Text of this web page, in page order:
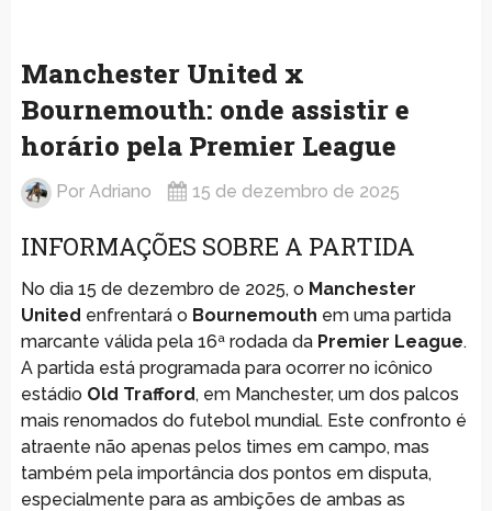
Manchester United x
Bournemouth: onde assistir e
horário pela Premier League
Por Adriano 15 de dezembro de 2025
INFORMAÇÕES SOBRE A PARTIDA
No dia 15 de dezembro de 2025, o Manchester
United enfrentará o Bournemouth em uma partida
marcante válida pela 16ª rodada da Premier League.
A partida está programada para ocorrer no icônico
estádio Old Trafford, em Manchester, um dos palcos
mais renomados do futebol mundial. Este confronto é
atraente não apenas pelos times em campo, mas
também pela importância dos pontos em disputa,
especialmente para as ambições de ambas as